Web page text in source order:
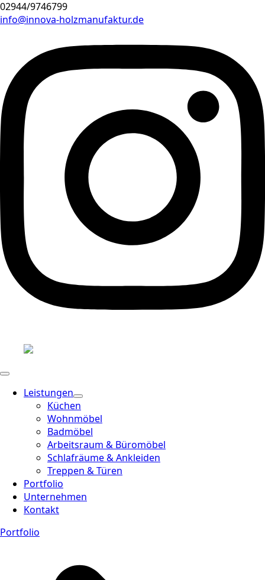
02944/9746799
info@innova-holzmanufaktur.de
Leistungen
Küchen
Wohnmöbel
Badmöbel
Arbeitsraum & Büromöbel
Schlafräume & Ankleiden
Treppen & Türen
Portfolio
Unternehmen
Kontakt
Portfolio